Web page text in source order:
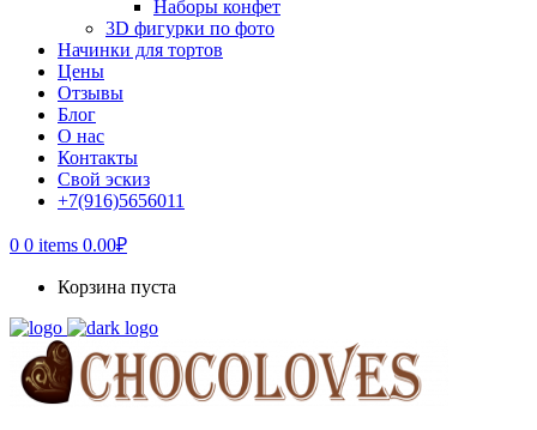
Наборы конфет
3D фигурки по фото
Начинки для тортов
Цены
Отзывы
Блог
О нас
Контакты
Свой эскиз
+7(916)5656011
0 0 items 0.00₽
Корзина пуста